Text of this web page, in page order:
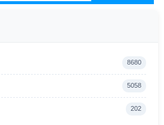
8680
5058
202